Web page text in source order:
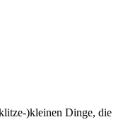
)kleinen Dinge, die